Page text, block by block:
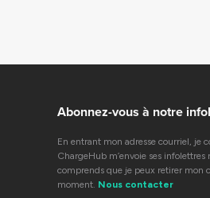
Abonnez-vous à notre
En entrant mon adresse courriel, je
ChargeHub m’envoie ses
comprends que je peux retirer mon
moment. Nous contacter